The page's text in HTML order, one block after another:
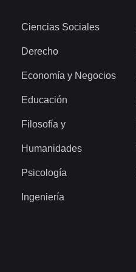
Ciencias Sociales
Derecho
Economía y Negocios
Educación
Filosofía y
Humanidades
Psicología
Ingeniería